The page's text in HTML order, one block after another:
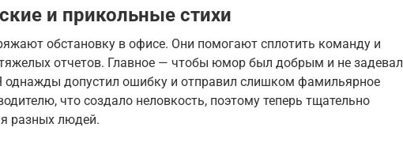
и прикольные стихи
обстановку в офисе. Они помогают сплотить команду и
тяжелых отчетов. Главное — чтобы юмор был добрым и не задевал
однажды допустил ошибку и отправил слишком фамильярное
что создало неловкость, поэтому теперь тщательно
разных людей.